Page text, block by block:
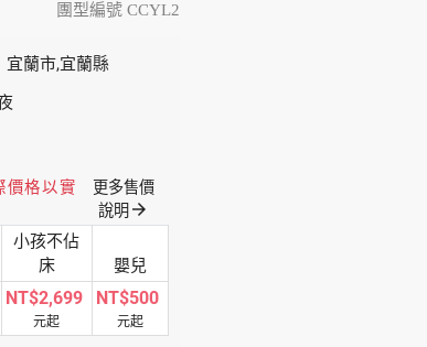
團型編號 CCYL2
宜蘭市,宜蘭縣
價格以實
更多售價
說明 arrow_forward
小孩不佔
床
嬰兒
NT$2,699
元起
NT$500
元起